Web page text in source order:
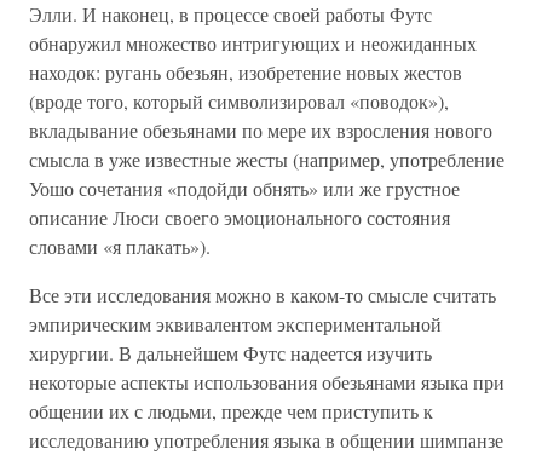
Элли. И наконец, в процессе своей работы Футс
обнаружил множество интригующих и неожиданных
находок: ругань обезьян, изобретение новых жестов
(вроде того, который символизировал «поводок»),
вкладывание обезьянами по мере их взросления нового
смысла в уже известные жесты (например, употребление
Уошо сочетания «подойди обнять» или же грустное
описание Люси своего эмоционального состояния
словами «я плакать»).
Все эти исследования можно в каком-то смысле считать
эмпирическим эквивалентом экспериментальной
хирургии. В дальнейшем Футс надеется изучить
некоторые аспекты использования обезьянами языка при
общении их с людьми, прежде чем приступить к
исследованию употребления языка в общении шимпанзе